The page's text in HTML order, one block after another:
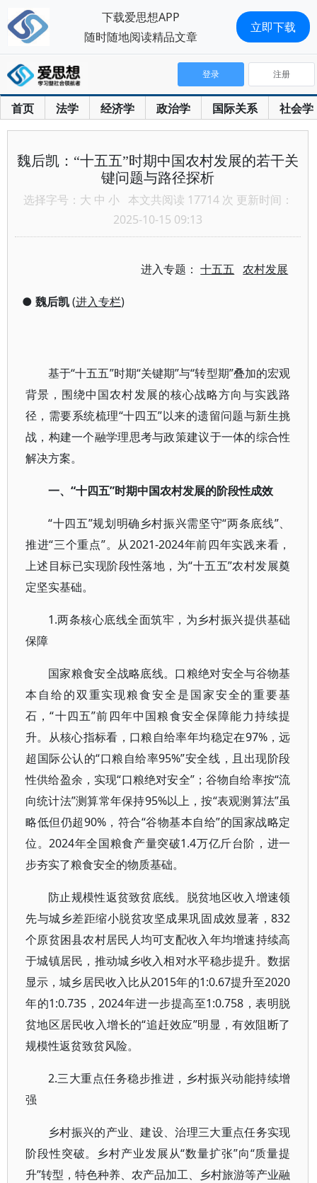
首页 法学 经济学 政治学 国际关系 社会学
登录 注册
魏后凯：“十五五”时期中国农村发展的若干关
键问题与路径探析
选择字号： 大 中 小 本文共阅读 17714 次 更新时间：
2025-10-15 09:13
进入专题：十五五 农村发展
● 魏后凯(进入专栏)
基于“十五五”时期“关键期”与“转型期”叠加的宏观
背景，围绕中国农村发展的核心战略方向与实践路
径，需要系统梳理“十四五”以来的遗留问题与新生挑
战，构建一个融学理思考与政策建议于一体的综合性
解决方案。
一、“十四五”时期中国农村发展的阶段性成效
“十四五”规划明确乡村振兴需坚守“两条底线”、
推进“三个重点”。从2021-2024年前四年实践来看，
上述目标已实现阶段性落地，为“十五五”农村发展奠
定坚实基础。
1.两条核心底线全面筑牢，为乡村振兴提供基础
保障
国家粮食安全战略底线。口粮绝对安全与谷物基
本自给的双重实现粮食安全是国家安全的重要基
石，“十四五”前四年中国粮食安全保障能力持续提
升。从核心指标看，口粮自给率年均稳定在97%，远
超国际公认的“口粮自给率95%”安全线，且出现阶段
性供给盈余，实现“口粮绝对安全”；谷物自给率按“流
向统计法”测算常年保持95%以上，按“表观测算法”虽
略低但仍超90%，符合“谷物基本自给”的国家战略定
位。2024年全国粮食产量突破1.4万亿斤台阶，进一
步夯实了粮食安全的物质基础。
防止规模性返贫致贫底线。脱贫地区收入增速领
先与城乡差距缩小脱贫攻坚成果巩固成效显著，832
个原贫困县农村居民人均可支配收入年均增速持续高
于城镇居民，推动城乡收入相对水平稳步提升。数据
显示，城乡居民收入比从2015年的1:0.67提升至2020
年的1:0.735，2024年进一步提高至1:0.758，表明脱
贫地区居民收入增长的“追赶效应”明显，有效阻断了
规模性返贫致贫风险。
2.三大重点任务稳步推进，乡村振兴动能持续增
强
乡村振兴的产业、建设、治理三大重点任务实现
阶段性突破。乡村产业发展从“数量扩张”向“质量提
升”转型，特色种养、农产品加工、乡村旅游等产业融
下载爱思想APP
随时随地阅读精品文章
立即下载